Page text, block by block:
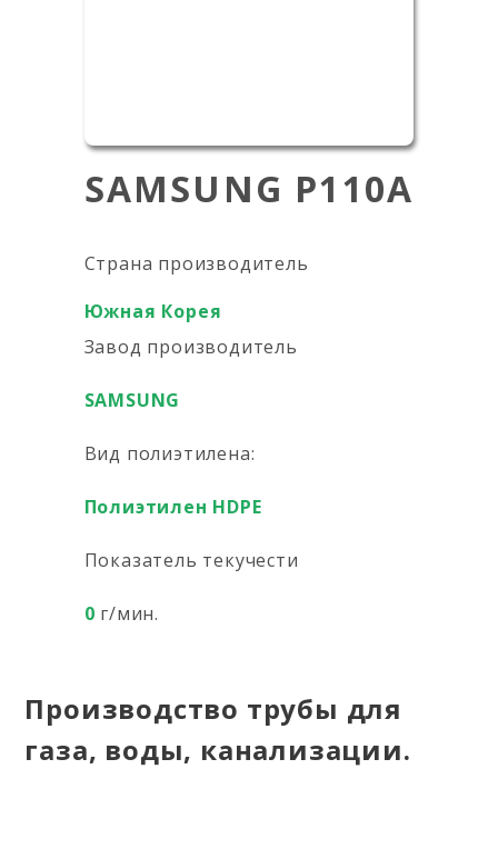
SAMSUNG P110A
Страна производитель
Южная Корея
Завод производитель
SAMSUNG
Вид полиэтилена:
Полиэтилен HDPE
Показатель текучести
0 г/мин.
Производство трубы для
газа, воды, канализации.